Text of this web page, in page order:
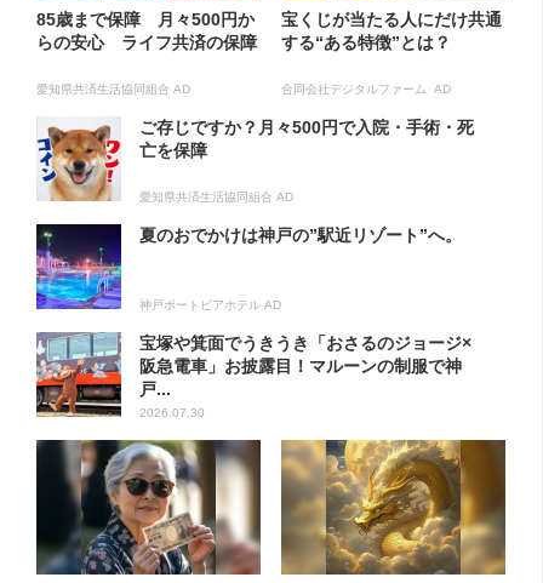
85歳まで保障 月々500円か
らの安心 ライフ共済の保障
愛知県共済生活協同組合 AD
宝くじが当たる人にだけ共通
する“ある特徴”とは？
合同会社デジタルファーム AD
ご存じですか？月々500円で入院・手術・死
亡を保障
愛知県共済生活協同組合 AD
夏のおでかけは神戸の”駅近リゾート”へ。
神戸ポートピアホテル AD
宝塚や箕面でうきうき「おさるのジョージ×
阪急電車」お披露目！マルーンの制服で神
戸...
2026.07.30